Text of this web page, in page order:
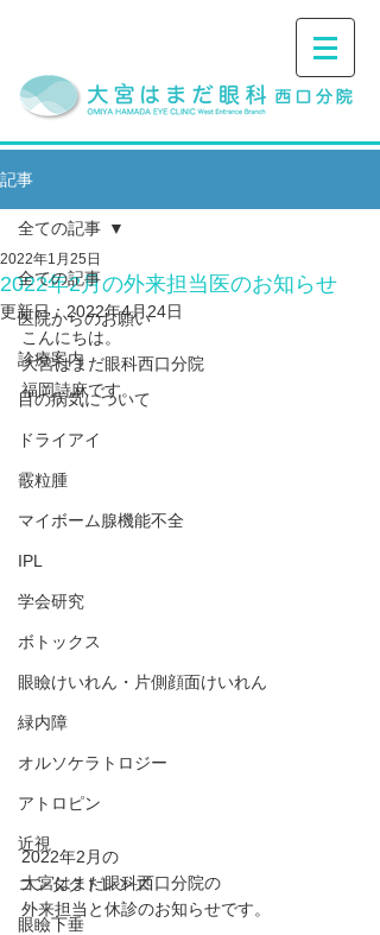
記事
全ての記事
医院からのお願い
診療案内
目の病気について
ドライアイ
霰粒腫
マイボーム腺機能不全
IPL
学会研究
ボトックス
眼瞼けいれん・片側顔面けいれん
緑内障
オルソケラトロジー
アトロピン
近視
コンタクトレンズ
眼瞼下垂
全ての記事
2022年2月の外来担当医のお知らせ
2022年1月25日
更新日：2022年4月24日
こんにちは。
大宮はまだ眼科西口分院
福岡詩麻です。
2022年2月の
大宮はまだ眼科西口分院の
外来担当と休診のお知らせです。